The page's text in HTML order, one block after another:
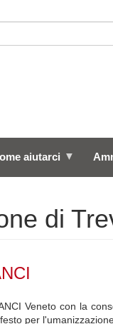
aiutarci
di
Veneto con la
per